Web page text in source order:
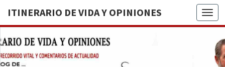
ITINERARIO DE VIDA Y OPINIONES